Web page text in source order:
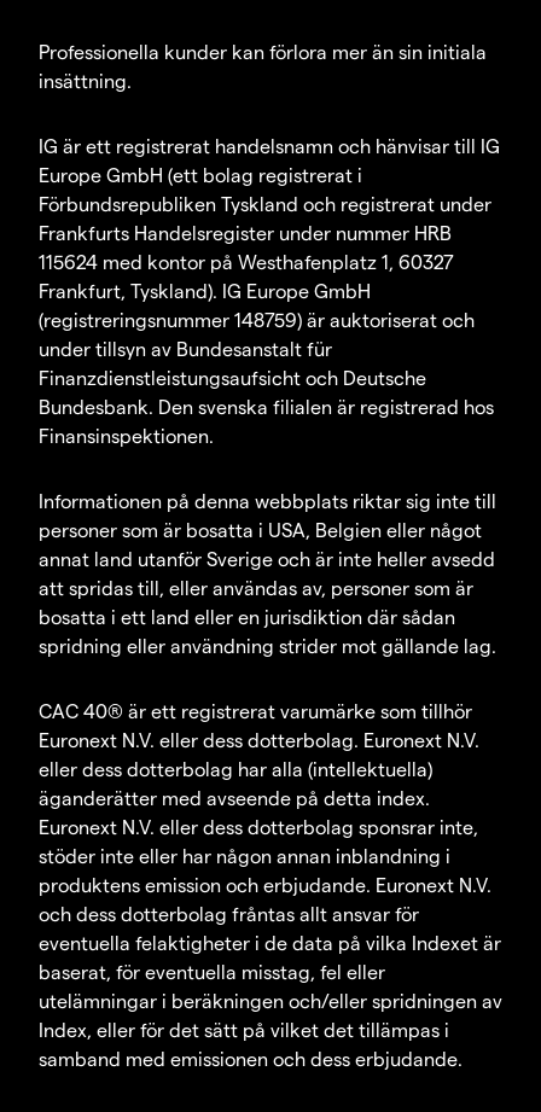
Professionella kunder kan förlora mer än sin initiala
insättning.
IG är ett registrerat handelsnamn och hänvisar till IG
Europe GmbH (ett bolag registrerat i
Förbundsrepubliken Tyskland och registrerat under
Frankfurts Handelsregister under nummer HRB
115624 med kontor på Westhafenplatz 1, 60327
Frankfurt, Tyskland). IG Europe GmbH
(registreringsnummer 148759) är auktoriserat och
under tillsyn av Bundesanstalt für
Finanzdienstleistungsaufsicht och Deutsche
Bundesbank. Den svenska filialen är registrerad hos
Finansinspektionen.
Informationen på denna webbplats riktar sig inte till
personer som är bosatta i USA, Belgien eller något
annat land utanför Sverige och är inte heller avsedd
att spridas till, eller användas av, personer som är
bosatta i ett land eller en jurisdiktion där sådan
spridning eller användning strider mot gällande lag.
CAC 40® är ett registrerat varumärke som tillhör
Euronext N.V. eller dess dotterbolag. Euronext N.V.
eller dess dotterbolag har alla (intellektuella)
äganderätter med avseende på detta index.
Euronext N.V. eller dess dotterbolag sponsrar inte,
stöder inte eller har någon annan inblandning i
produktens emission och erbjudande. Euronext N.V.
och dess dotterbolag fråntas allt ansvar för
eventuella felaktigheter i de data på vilka Indexet är
baserat, för eventuella misstag, fel eller
utelämningar i beräkningen och/eller spridningen av
Index, eller för det sätt på vilket det tillämpas i
samband med emissionen och dess erbjudande.